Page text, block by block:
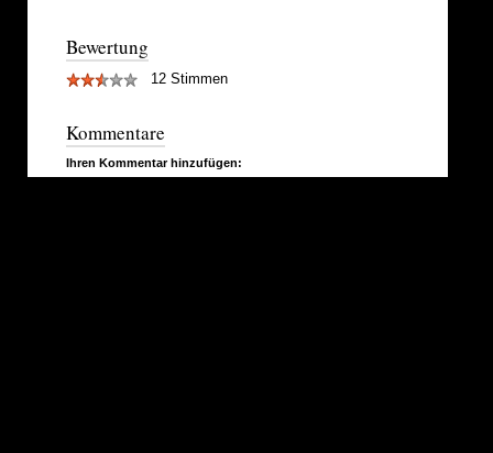
Bewertung
12 Stimmen
Kommentare
Ihren Kommentar hinzufügen: